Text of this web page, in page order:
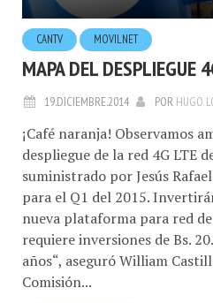
CANTV MOVILNET
MAPA DEL DESPLIEGUE
19.DICIEMBRE.2014 POR HUGO
¡Café naranja! Observamos
despliegue de la red 4G LTE
suministrado por Jesús
para el Q1 del 2015.
nueva plataforma para red
requiere inversiones de Bs.
años“, aseguró William
Comisión...